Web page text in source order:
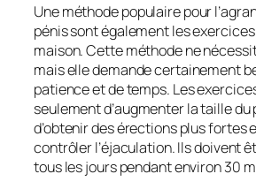
Une méthode populaire pour
pénis sont également les
maison. Cette méthode ne
mais elle demande certainement
patience et de temps. Les
seulement d’augmenter la taille du
d’obtenir des érections plus fortes
contrôler l’éjaculation. Ils doivent
tous les jours pendant environ 30